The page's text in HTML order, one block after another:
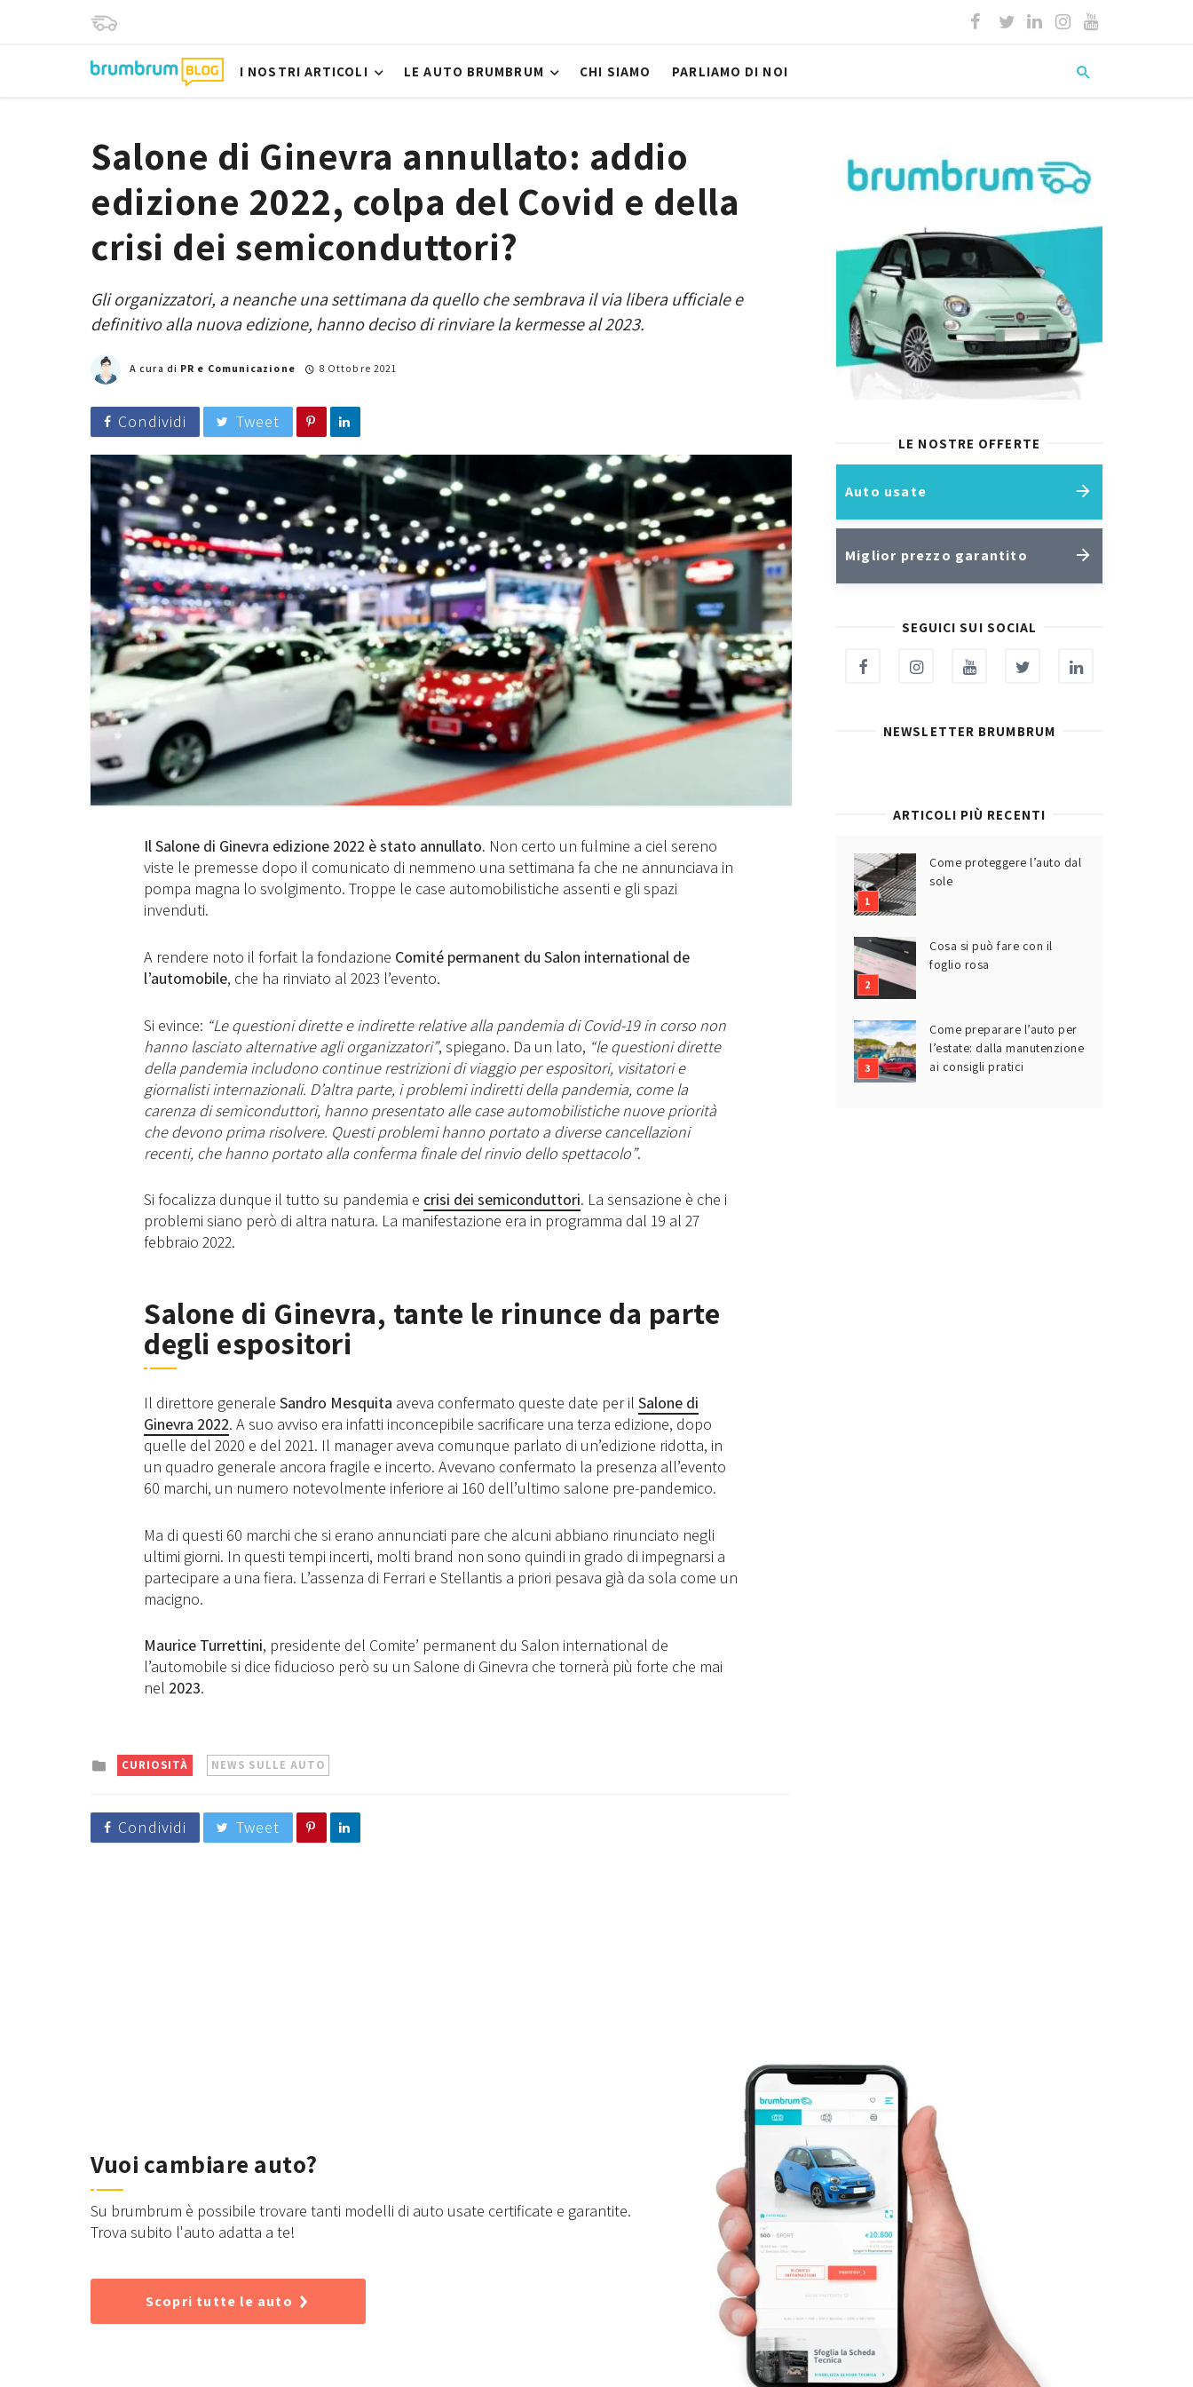
I NOSTRI ARTICOLI LE AUTO BRUMBRUM CHI SIAMO PARLIAMO DI NOI
Salone di Ginevra annullato: addio
edizione 2022, colpa del Covid e della
crisi dei semiconduttori?
Gli organizzatori, a neanche una settimana da quello che sembrava il via libera ufficiale e
definitivo alla nuova edizione, hanno deciso di rinviare la kermesse al 2023.
A cura di PR e Comunicazione 8 Ottobre 2021
Condividi Tweet
Il Salone di Ginevra edizione 2022 è stato annullato. Non certo un fulmine a ciel sereno
viste le premesse dopo il comunicato di nemmeno una settimana fa che ne annunciava in
pompa magna lo svolgimento. Troppe le case automobilistiche assenti e gli spazi
invenduti.
A rendere noto il forfait la fondazione Comité permanent du Salon international de
l’automobile, che ha rinviato al 2023 l’evento.
Si evince: “Le questioni dirette e indirette relative alla pandemia di Covid-19 in corso non
hanno lasciato alternative agli organizzatori”, spiegano. Da un lato, “le questioni dirette
della pandemia includono continue restrizioni di viaggio per espositori, visitatori e
giornalisti internazionali. D’altra parte, i problemi indiretti della pandemia, come la
carenza di semiconduttori, hanno presentato alle case automobilistiche nuove priorità
che devono prima risolvere. Questi problemi hanno portato a diverse cancellazioni
recenti, che hanno portato alla conferma finale del rinvio dello spettacolo”.
Si focalizza dunque il tutto su pandemia e crisi dei semiconduttori. La sensazione è che i
problemi siano però di altra natura. La manifestazione era in programma dal 19 al 27
febbraio 2022.
Salone di Ginevra, tante le rinunce da parte
degli espositori
Il direttore generale Sandro Mesquita aveva confermato queste date per il Salone di
Ginevra 2022. A suo avviso era infatti inconcepibile sacrificare una terza edizione, dopo
quelle del 2020 e del 2021. Il manager aveva comunque parlato di un’edizione ridotta, in
un quadro generale ancora fragile e incerto. Avevano confermato la presenza all’evento
60 marchi, un numero notevolmente inferiore ai 160 dell’ultimo salone pre-pandemico.
Ma di questi 60 marchi che si erano annunciati pare che alcuni abbiano rinunciato negli
ultimi giorni. In questi tempi incerti, molti brand non sono quindi in grado di impegnarsi a
partecipare a una fiera. L’assenza di Ferrari e Stellantis a priori pesava già da sola come un
macigno.
Maurice Turrettini, presidente del Comite’ permanent du Salon international de
l’automobile si dice fiducioso però su un Salone di Ginevra che tornerà più forte che mai
nel 2023.
Posted
CURIOSITÀ NEWS SULLE AUTO
Condividi Tweet
LE NOSTRE OFFERTE
Auto usate
Miglior prezzo garantito
SEGUICI SUI SOCIAL
NEWSLETTER BRUMBRUM
ARTICOLI PIÙ RECENTI
Come proteggere l’auto dal
sole
Cosa si può fare con il
foglio rosa
Come preparare l’auto per
l’estate: dalla manutenzione
ai consigli pratici
Vuoi cambiare auto?
Su brumbrum è possibile trovare tanti modelli di auto usate certificate e garantite.
Trova subito l'auto adatta a te!
Scopri tutte le auto